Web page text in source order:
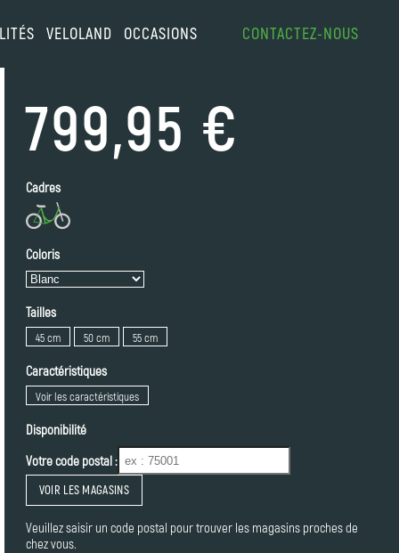
VELOLAND OCCASIONS CONTACTEZ-NOUS
799,95 €
Cadres
Coloris
Tailles
45 cm 50 cm 55 cm
Caractéristiques
Voir les caractéristiques
Disponibilité
Votre code postal :
VOIR LES MAGASINS
Veuillez saisir un code postal pour trouver les magasins proches de
chez vous.